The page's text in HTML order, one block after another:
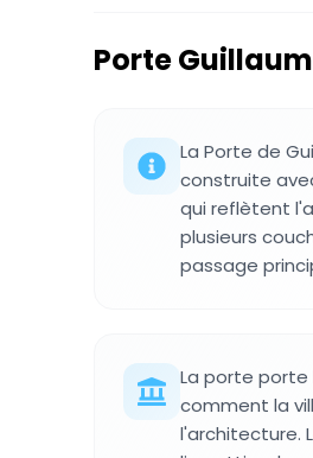
Porte
La Porte de
construite
qui reflètent
plusieurs
passage
La porte porte
comment la
l'architecture.